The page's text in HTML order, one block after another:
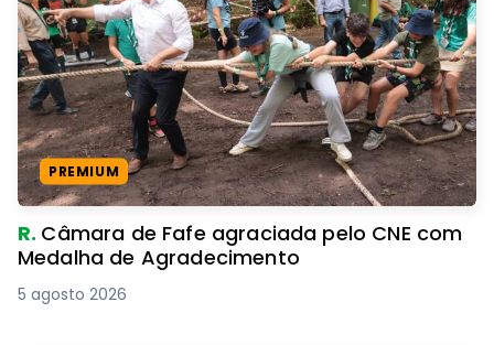
PREMIUM
R. Câmara de Fafe agraciada pelo CNE com
Medalha de Agradecimento
5 agosto 2026